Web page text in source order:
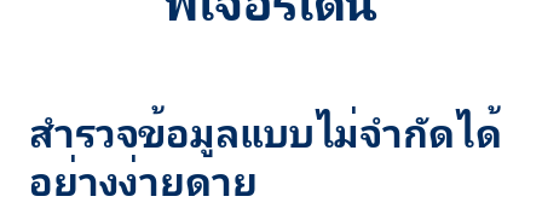
สำรวจข้อมูลแบบไม่จำกัดได้
อย่างง่ายดาย